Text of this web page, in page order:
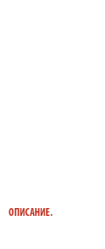
ОПИСАНИЕ.